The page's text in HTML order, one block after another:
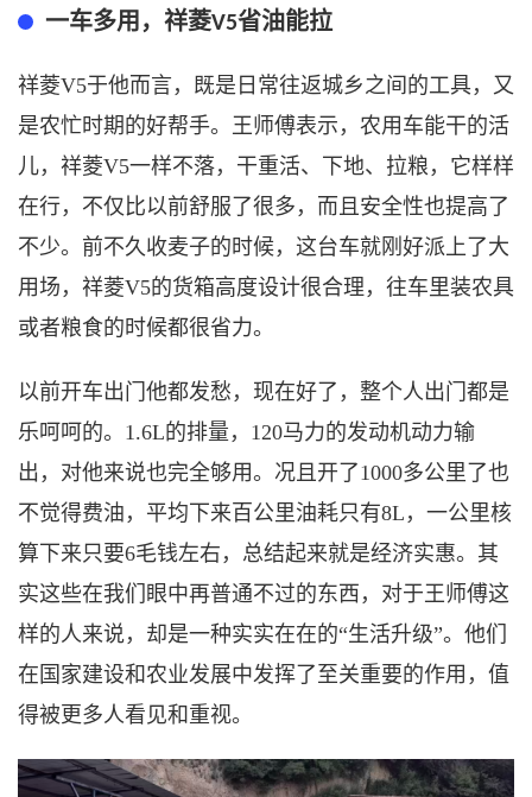
一车多用，祥菱V5省油能拉
祥菱V5于他而言，既是日常往返城乡之间的工具，又
是农忙时期的好帮手。王师傅表示，农用车能干的活
儿，祥菱V5一样不落，干重活、下地、拉粮，它样样
在行，不仅比以前舒服了很多，而且安全性也提高了
不少。前不久收麦子的时候，这台车就刚好派上了大
用场，祥菱V5的货箱高度设计很合理，往车里装农具
或者粮食的时候都很省力。
以前开车出门他都发愁，现在好了，整个人出门都是
乐呵呵的。 1.6L的排量，120马力的发动机动力输
出，对他来说也完全够用。况且开了1000多公里了也
不觉得费油，平均下来百公里油耗只有8L，一公里核
算下来只要6毛钱左右，总结起来就是经济实惠。其
实这些在我们眼中再普通不过的东西，对于王师傅这
样的人来说，却是一种实实在在的“生活升级”。他们
在国家建设和农业发展中发挥了至关重要的作用，值
得被更多人看见和重视。